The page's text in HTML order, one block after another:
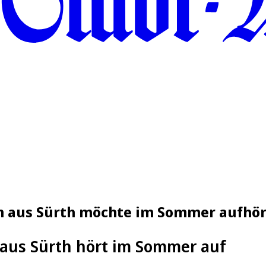
Sürth möchte im Sommer
Sürth hört im Sommer auf